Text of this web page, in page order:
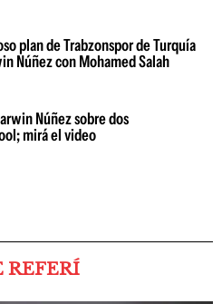
plan de Trabzonspor de Turquía
Núñez con Mohamed Salah
Núñez sobre dos
mirá el video
REFERÍ